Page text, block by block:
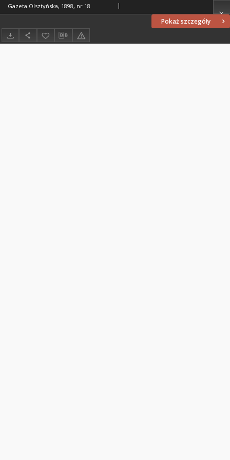
Pokaż szczegóły
Gazeta Olsztyńska, 1898, nr 18